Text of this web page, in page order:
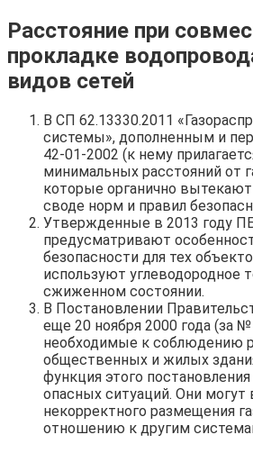
Расстояние при
прокладке
видов сетей
В СП 62.13330.2011
системы», дополненным и
42-01-2002 (к нему
минимальных расстояний от
которые органично
своде норм и правил
Утвержденные в 2013 году
предусматривают
безопасности для тех
используют углеводородное
сжиженном состоянии.
В Постановлении
еще 20 ноября 2000 года (за
необходимые к соблюдению
общественных и жилых
функция этого
опасных ситуаций. Они могут
некорректного размещения
отношению к другим